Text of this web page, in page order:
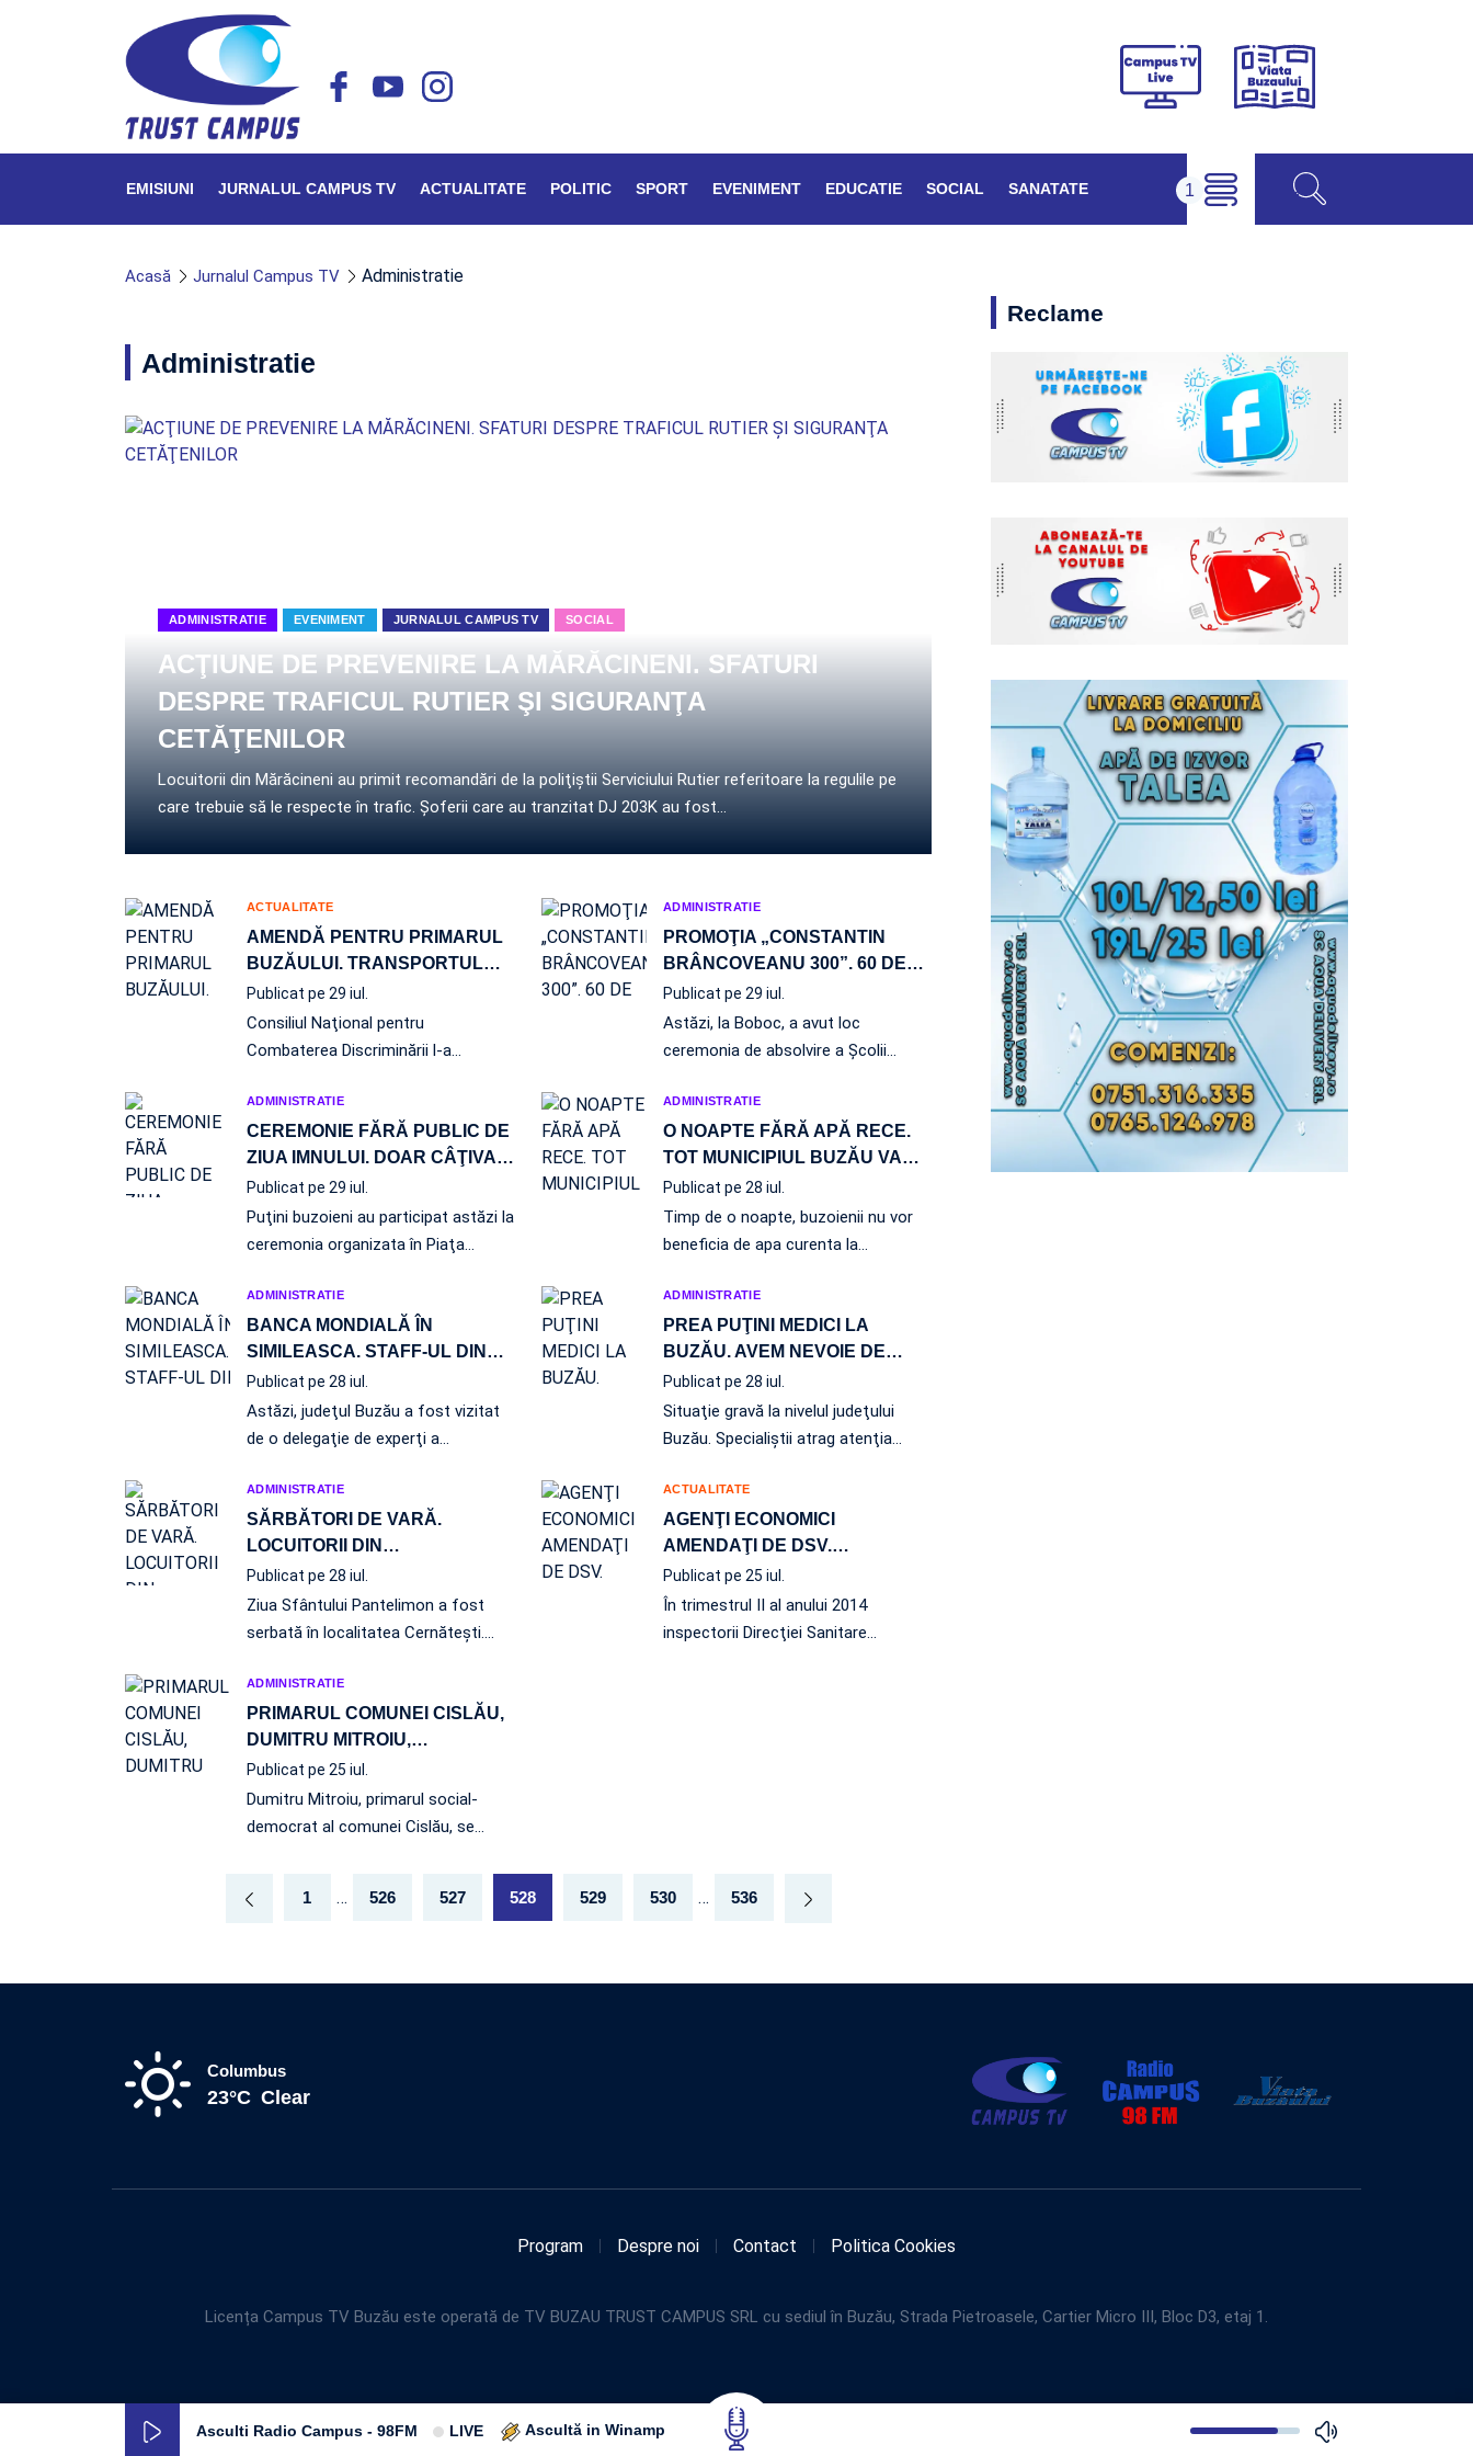
Campus
Viața
EMISIUNI JURNALUL CAMPUS TV ACTUALITATE POLITIC SPORT EVENIMENT EDUCATIE SOCIAL SANATATE
Acasă Jurnalul Campus TV Administratie
Administratie
ADMINISTRATIE EVENIMENT JURNALUL CAMPUS TV SOCIAL
ACŢIUNE DE PREVENIRE LA MĂRĂCINENI. SFATURI
DESPRE TRAFICUL RUTIER ŞI SIGURANŢA
CETĂŢENILOR
Locuitorii din Mărăcineni au primit recomandări de la poliţiştii Serviciului Rutier referitoare la regulile pe
care trebuie să le respecte în trafic. Şoferii care au tranzitat DJ 203K au fost…
ACTUALITATE
AMENDĂ PENTRU PRIMARUL
BUZĂULUI. TRANSPORTUL…
Publicat pe 29 iul.
Consiliul Naţional pentru
Combaterea Discriminării l-a…
ADMINISTRATIE
PROMOŢIA „CONSTANTIN
BRÂNCOVEANU 300”. 60 DE…
Publicat pe 29 iul.
Astăzi, la Boboc, a avut loc
ceremonia de absolvire a Şcolii…
ADMINISTRATIE
CEREMONIE FĂRĂ PUBLIC DE
ZIUA IMNULUI. DOAR CÂŢIVA…
Publicat pe 29 iul.
Puţini buzoieni au participat astăzi la
ceremonia organizata în Piaţa…
ADMINISTRATIE
O NOAPTE FĂRĂ APĂ RECE.
TOT MUNICIPIUL BUZĂU VA…
Publicat pe 28 iul.
Timp de o noapte, buzoienii nu vor
beneficia de apa curenta la…
ADMINISTRATIE
BANCA MONDIALĂ ÎN
SIMILEASCA. STAFF-UL DIN …
Publicat pe 28 iul.
Astăzi, judeţul Buzău a fost vizitat
de o delegaţie de experţi a…
ADMINISTRATIE
PREA PUŢINI MEDICI LA
BUZĂU. AVEM NEVOIE DE…
Publicat pe 28 iul.
Situaţie gravă la nivelul judeţului
Buzău. Specialiştii atrag atenţia…
ADMINISTRATIE
SĂRBĂTORI DE VARĂ.
LOCUITORII DIN …
Publicat pe 28 iul.
Ziua Sfântului Pantelimon a fost
serbată în localitatea Cernăteşti.…
ACTUALITATE
AGENŢI ECONOMICI
AMENDAŢI DE DSV.…
Publicat pe 25 iul.
În trimestrul II al anului 2014
inspectorii Direcţiei Sanitare…
ADMINISTRATIE
PRIMARUL COMUNEI CISLĂU,
DUMITRU MITROIU,…
Publicat pe 25 iul.
Dumitru Mitroiu, primarul social-
democrat al comunei Cislău, se…
1 … 526 527 528 529 530 … 536
Reclame
Columbus
23°C Clear
Program Despre noi Contact Politica Cookies
Licența Campus TV Buzău este operată de TV BUZAU TRUST CAMPUS SRL cu sediul în Buzău, Strada Pietroasele, Cartier Micro III, Bloc D3, etaj 1.
Asculti Radio Campus - 98FM LIVE Ascultă in Winamp